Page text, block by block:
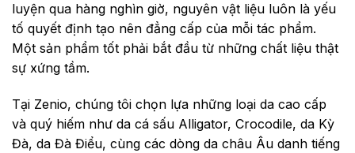
luyện qua hàng nghìn giờ, nguyên vật liệu luôn là yếu
tố quyết định tạo nên đẳng cấp của mỗi tác phẩm.
Một sản phẩm tốt phải bắt đầu từ những chất liệu thật
sự xứng tầm.
Tại Zenio, chúng tôi chọn lựa những loại da cao cấp
và quý hiếm như da cá sấu Alligator, Crocodile, da Kỳ
Đà, da Đà Điểu, cùng các dòng da châu Âu danh tiếng